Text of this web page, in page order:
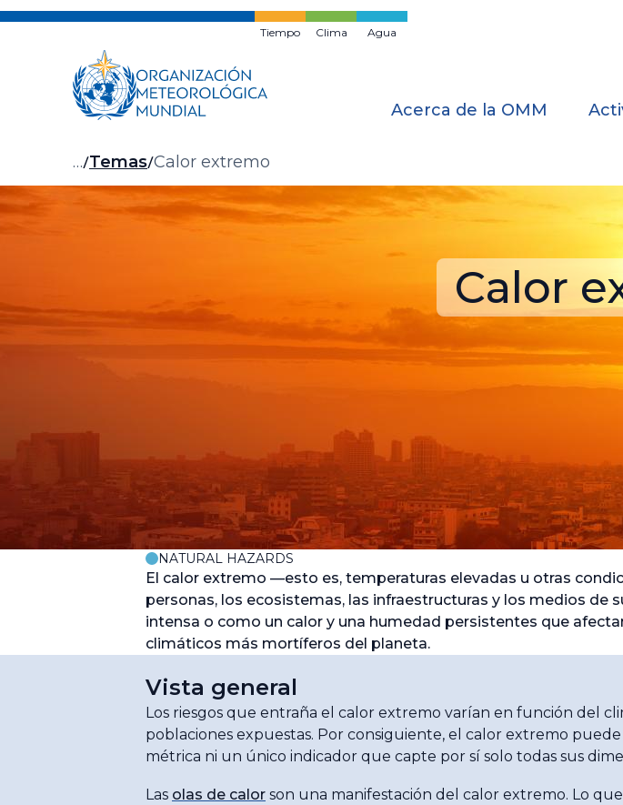
Ir
Tiempo Clima Agua
Acerca de la OMM
Migas
de
… Temas Calor extremo
Calor
NATURAL HAZARDS
El calor extremo —esto es, temperaturas elevadas u otras
personas, los ecosistemas, las infraestructuras y los medios de
intensa o como un calor y una humedad persistentes que
climáticos más mortíferos del planeta.
Vista general
Los riesgos que entraña el calor extremo varían en función del
poblaciones expuestas. Por consiguiente, el calor extremo
métrica ni un único indicador que capte por sí solo todas sus
Las olas de calor son una manifestación del calor extremo. Lo